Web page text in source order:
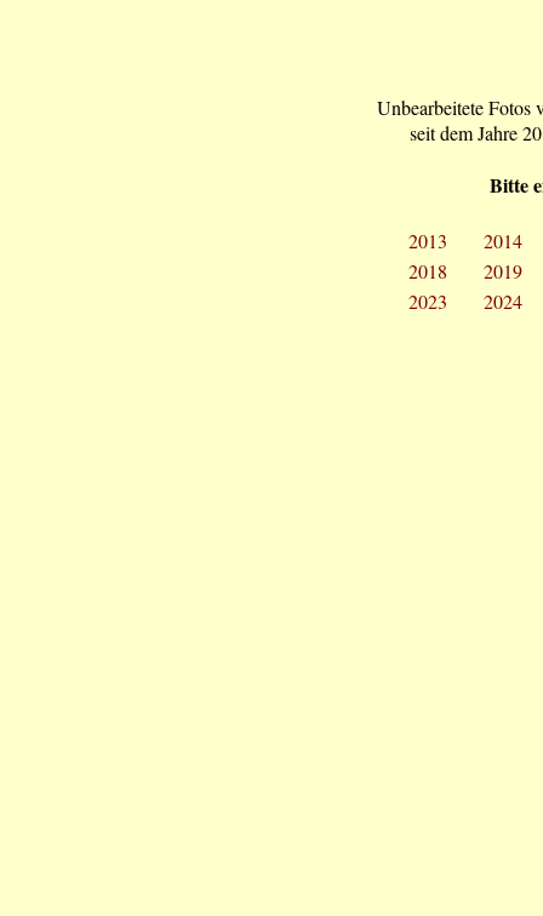
Unbearbeitete Fotos
seit dem Jahre
Bitte
2013
2014
2018
2019
2023
2024